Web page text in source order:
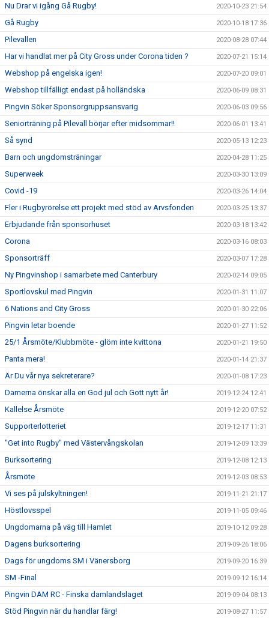
Nu Drar vi igång Gå Rugby! 2020-10-23 21:54
Gå Rugby 2020-10-18 17:36
Pilevallen 2020-08-28 07:44
Har vi handlat mer på City Gross under Corona tiden ? 2020-07-21 15:14
Webshop på engelska igen! 2020-07-20 09:01
Webshop tillfälligt endast på holländska 2020-06-09 08:31
Pingvin Söker Sponsorgruppsansvarig 2020-06-03 09:56
Seniorträning på Pilevall börjar efter midsommar!! 2020-06-01 13:41
Så synd 2020-05-13 12:23
Barn och ungdomsträningar 2020-04-28 11:25
Superweek 2020-03-30 13:09
Covid -19 2020-03-26 14:04
Fler i Rugbyrörelse ett projekt med stöd av Arvsfonden 2020-03-25 13:37
Erbjudande från sponsorhuset 2020-03-18 13:42
Corona 2020-03-16 08:03
Sponsorträff 2020-03-07 17:28
Ny Pingvinshop i samarbete med Canterbury 2020-02-14 09:05
Sportlovskul med Pingvin 2020-01-31 11:07
6 Nations and City Gross 2020-01-30 22:06
Pingvin letar boende 2020-01-27 11:52
25/1 Årsmöte/Klubbmöte - glöm inte kvittona 2020-01-21 19:50
Panta mera! 2020-01-14 21:37
Är Du vår nya sekreterare? 2020-01-08 17:23
Damerna önskar alla en God jul och Gott nytt år! 2019-12-24 12:41
Kallelse Årsmöte 2019-12-20 07:52
Supporterlotteriet 2019-12-17 11:31
"Get into Rugby" med Västervångskolan 2019-12-09 13:39
Burksortering 2019-12-08 12:13
Årsmöte 2019-12-03 08:53
Vi ses på julskyltningen! 2019-11-21 21:17
Höstlovsspel 2019-11-05 09:46
Ungdomarna på väg till Hamlet 2019-10-12 09:28
Dagens burksortering 2019-09-26 18:06
Dags för ungdoms SM i Vänersborg 2019-09-20 16:39
SM -Final 2019-09-12 16:14
Pingvin DAM RC - Finska damlandslaget 2019-09-04 08:13
Stöd Pingvin när du handlar färg! 2019-08-27 11:57